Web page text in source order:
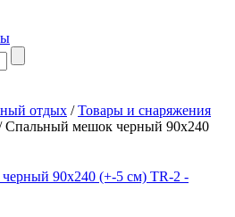
отдых /Товары и снаряжения
Спальный мешок черный 90х240